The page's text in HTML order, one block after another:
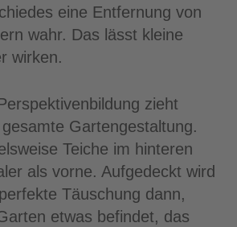
eine Entfernung von
wahr. Das lässt kleine
wirken.
zieht
Gartengestaltung.
Teiche im hinteren
als vorne. Aufgedeckt wird
Täuschung dann,
etwas befindet, das